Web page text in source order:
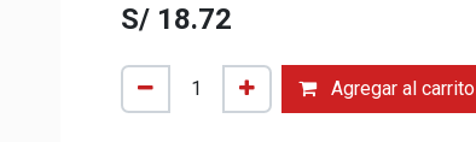
S/ 18.72
Agregar al carrito